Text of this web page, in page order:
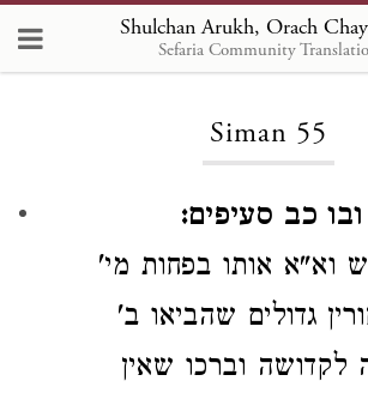
Shulchan Arukh, Orach
Sefaria Community
Loading...
Siman 55
כב סעיפים:
וא"א אותו בפחות מי'
גדולים שהביאו ב'
לקדושה וברכו שאין